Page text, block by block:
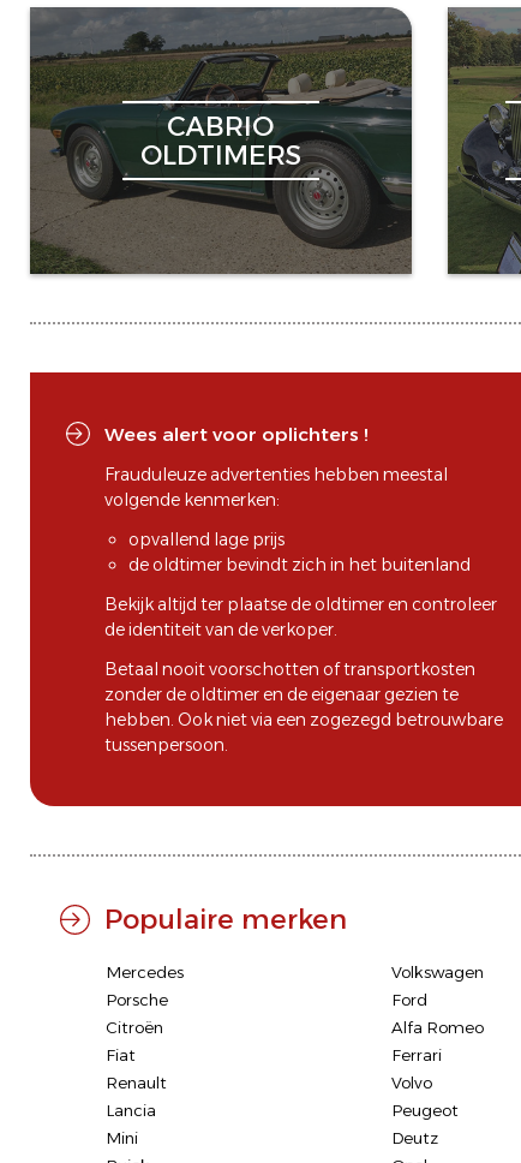
CABRIO
OLDTIMERS
Wees alert voor oplichters !
Frauduleuze advertenties hebben meestal
volgende kenmerken:
opvallend lage prijs
de oldtimer bevindt zich in het buitenland
Bekijk altijd ter plaatse de oldtimer en controleer
de identiteit van de verkoper.
Betaal nooit voorschotten of transportkosten
zonder de oldtimer en de eigenaar gezien te
hebben. Ook niet via een zogezegd betrouwbare
tussenpersoon.
Populaire merken
Mercedes Volkswagen
Porsche
Ford
Citroën
Alfa Romeo
Fiat
Ferrari
Renault
Volvo
Lancia
Peugeot
Mini
Deutz